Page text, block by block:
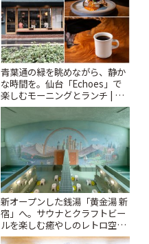
青葉通の緑を眺めながら、静か
な時間を。仙台「Echoes」で
楽しむモーニングとランチ | こ
とりっぷ
新オープンした銭湯「黄金湯 新
宿」へ。サウナとクラフトビー
ルを楽しむ癒やしのレトロ空間
| ことりっぷ